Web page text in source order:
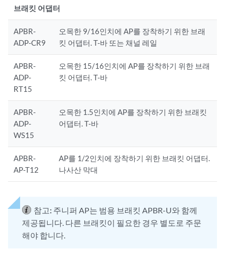
브래킷 어댑터
APBR-
ADP-CR9
오목한 9/16인치에 AP를 장착하기 위한 브래
킷 어댑터. T-바 또는 채널 레일
APBR-
ADP-
RT15
오목한 15/16인치에 AP를 장착하기 위한 브래
킷 어댑터. T-바
APBR-
ADP-
WS15
오목한 1.5인치에 AP를 장착하기 위한 브래킷
어댑터. T-바
APBR-
AP-T12
AP를 1/2인치에 장착하기 위한 브래킷 어댑터.
나사산 막대
참고: 주니퍼 AP는 범용 브래킷 APBR-U와 함께
제공됩니다. 다른 브래킷이 필요한 경우 별도로 주문
해야 합니다.